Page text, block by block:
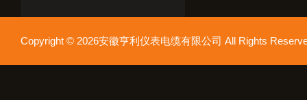
Copyright © 2026安徽亨利仪表电缆有限公司 All Rights